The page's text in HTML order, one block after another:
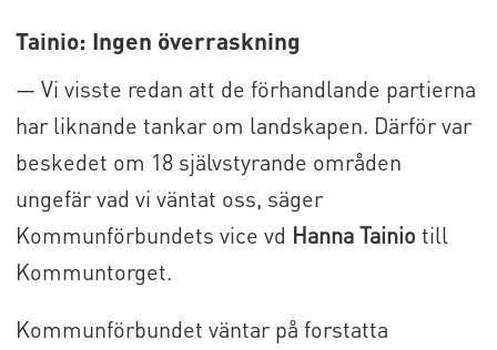
Tainio: Ingen överraskning
— Vi visste redan att de förhandlande partierna
har liknande tankar om landskapen. Därför var
beskedet om 18 självstyrande områden
ungefär vad vi väntat oss, säger
Kommunförbundets vice vd Hanna Tainio till
Kommuntorget.
Kommunförbundet väntar på forstatta